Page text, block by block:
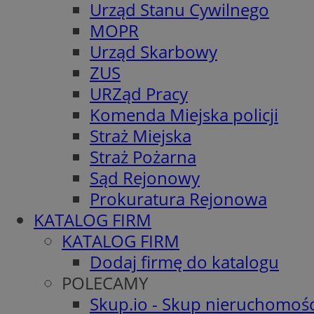
Urząd Stanu Cywilnego
MOPR
Urząd Skarbowy
ZUS
URZąd Pracy
Komenda Miejska policji
Straż Miejska
Straż Pożarna
Sąd Rejonowy
Prokuratura Rejonowa
KATALOG FIRM
KATALOG FIRM
Dodaj firmę do katalogu
POLECAMY
Skup.io - Skup